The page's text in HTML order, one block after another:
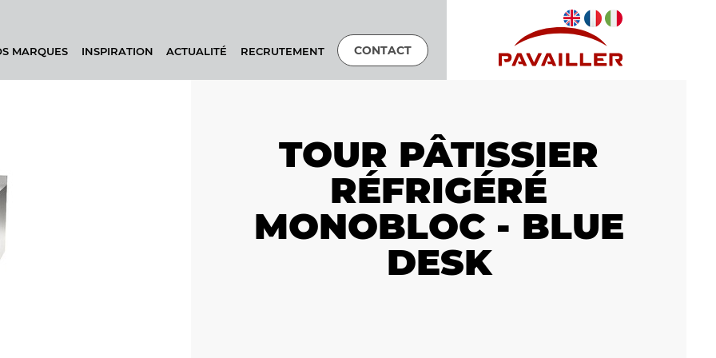
MARQUES INSPIRATION ACTUALITÉ RECRUTEMENT CONTACT
TOUR PÂTISSIER
RÉFRIGÉRÉ
MONOBLOC - BLUE
DESK